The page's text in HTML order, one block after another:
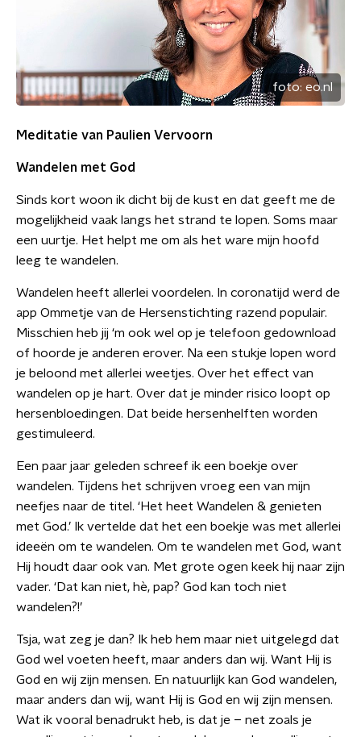
foto: eo.nl
Meditatie van Paulien Vervoorn
Wandelen met God
Sinds kort woon ik dicht bij de kust en dat geeft me de
mogelijkheid vaak langs het strand te lopen. Soms maar
een uurtje. Het helpt me om als het ware mijn hoofd
leeg te wandelen.
Wandelen heeft allerlei voordelen. In coronatijd werd de
app Ommetje van de Hersenstichting razend populair.
Misschien heb jij ‘m ook wel op je telefoon gedownload
of hoorde je anderen erover. Na een stukje lopen word
je beloond met allerlei weetjes. Over het effect van
wandelen op je hart. Over dat je minder risico loopt op
hersenbloedingen. Dat beide hersenhelften worden
gestimuleerd.
Een paar jaar geleden schreef ik een boekje over
wandelen. Tijdens het schrijven vroeg een van mijn
neefjes naar de titel. ‘Het heet Wandelen & genieten
met God.’ Ik vertelde dat het een boekje was met allerlei
ideeën om te wandelen. Om te wandelen met God, want
Hij houdt daar ook van. Met grote ogen keek hij naar zijn
vader. ‘Dat kan niet, hè, pap? God kan toch niet
wandelen?!’
Tsja, wat zeg je dan? Ik heb hem maar niet uitgelegd dat
God wel voeten heeft, maar anders dan wij. Want Hij is
God en wij zijn mensen. En natuurlijk kan God wandelen,
maar anders dan wij, want Hij is God en wij zijn mensen.
Wat ik vooral benadrukt heb, is dat je – net zoals je